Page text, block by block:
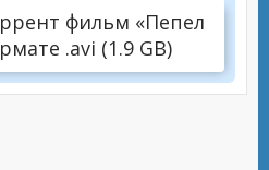
фильм «Пепел
.avi (1.9 GB)